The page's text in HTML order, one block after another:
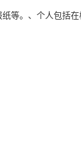
等。、个人包括在